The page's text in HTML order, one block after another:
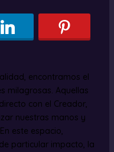
encontramos el
milagrosas. Aquellas
con el Creador,
nuestras manos y
este espacio,
particular impacto, la